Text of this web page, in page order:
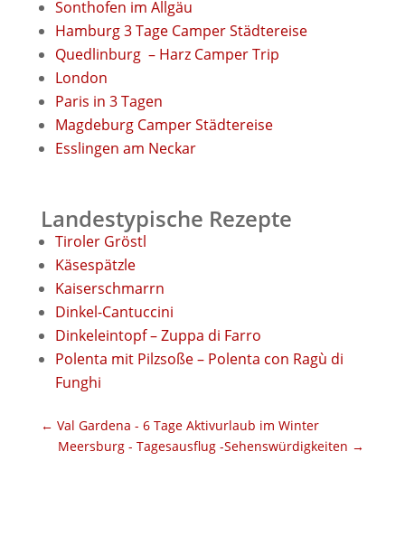
Sonthofen im Allgäu
Hamburg 3 Tage Camper Städtereise
Quedlinburg – Harz Camper Trip
London
Paris in 3 Tagen
Magdeburg Camper Städtereise
Esslingen am Neckar
Landestypische Rezepte
Tiroler Gröstl
Käsespätzle
Kaiserschmarrn
Dinkel-Cantuccini
Dinkeleintopf – Zuppa di Farro
Polenta mit Pilzsoße – Polenta con Ragù di
Funghi
← Val Gardena - 6 Tage Aktivurlaub im Winter
Meersburg - Tagesausflug -Sehenswürdigkeiten →